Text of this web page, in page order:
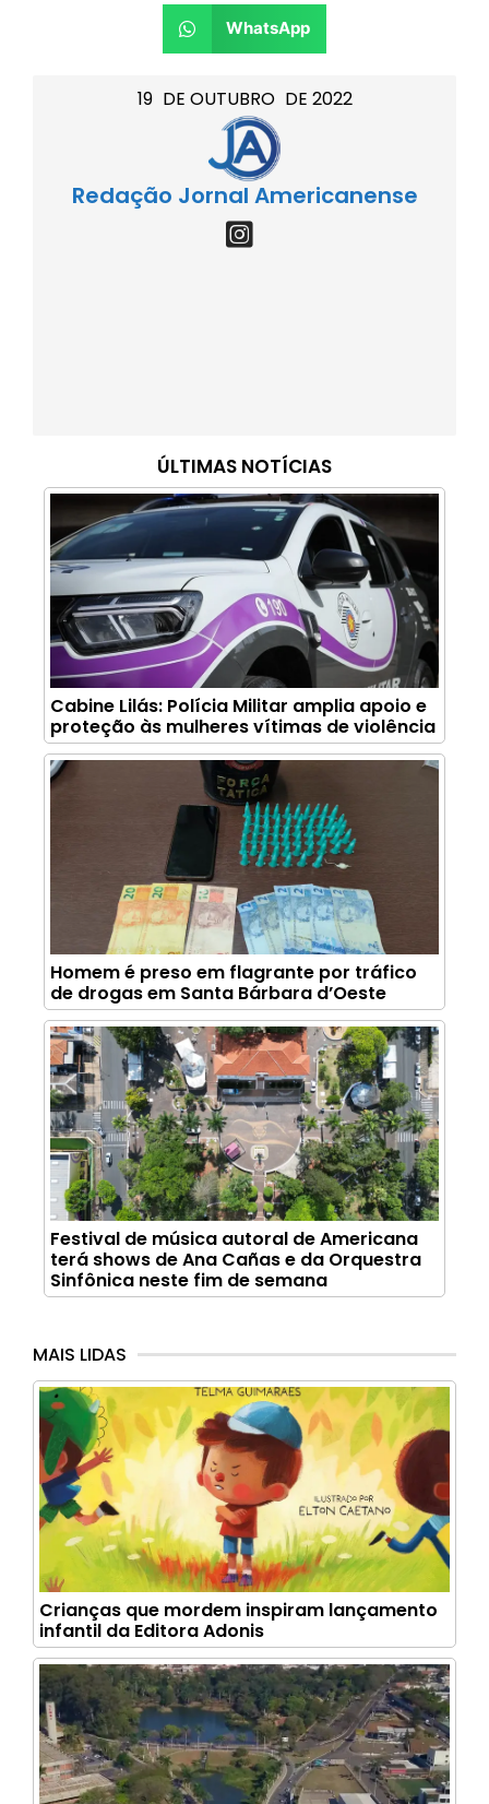
19 DE OUTUBRO DE 2022
Redação Jornal Americanense
ÚLTIMAS NOTÍCIAS
Cabine Lilás: Polícia Militar amplia apoio e
proteção às mulheres vítimas de violência
Homem é preso em flagrante por tráfico
de drogas em Santa Bárbara d’Oeste
Festival de música autoral de Americana
terá shows de Ana Cañas e da Orquestra
Sinfônica neste fim de semana
WhatsApp
MAIS LIDAS
Crianças que mordem inspiram lançamento
infantil da Editora Adonis